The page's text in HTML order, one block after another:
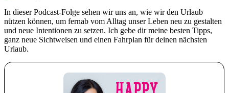
In dieser Podcast-Folge sehen wir uns an, wie wir den Urlaub
nützen können, um fernab vom Alltag unser Leben neu zu gestalten
und neue Intentionen zu setzen. Ich gebe dir meine besten Tipps,
ganz neue Sichtweisen und einen Fahrplan für deinen nächsten
Urlaub.